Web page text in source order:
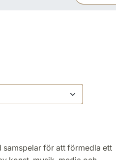
samspelar för att förmedla ett